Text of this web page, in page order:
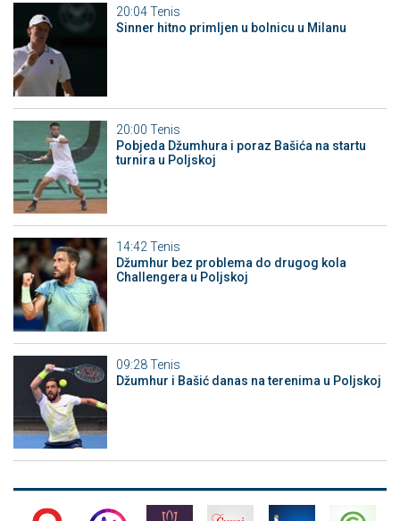
20:04Tenis
Sinner hitno primljen u bolnicu u Milanu
20:00 Tenis
Pobjeda Džumhura i poraz Bašića na startu
turnira u Poljskoj
14:42 Tenis
Džumhur bez problema do drugog kola
Challengera u Poljskoj
09:28Tenis
Džumhur i Bašić danas na terenima u Poljskoj